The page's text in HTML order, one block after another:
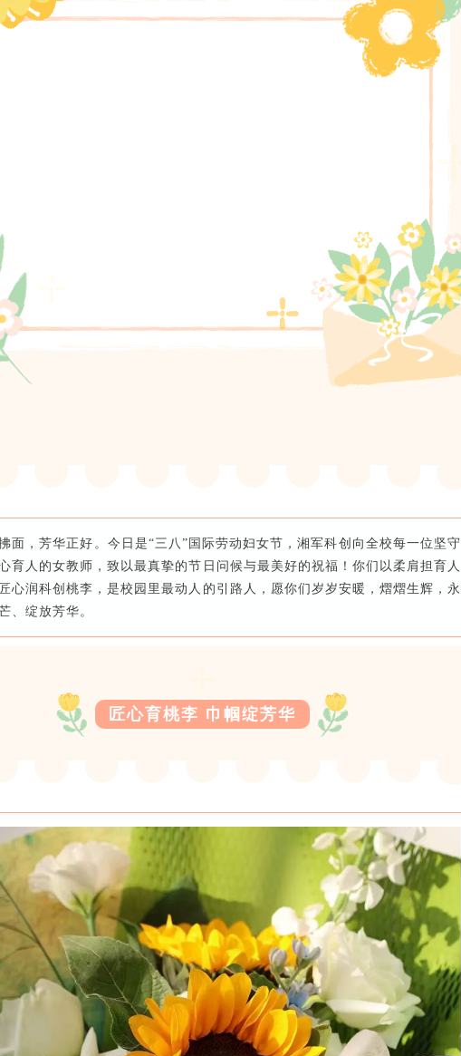
面，芳华正好。今日是“三八”国际劳动妇女节，湘军科创向全校每一位坚守
育人的女教师，致以最真挚的节日问候与最美好的祝福！你们以柔肩担育人
心润科创桃李，是校园里最动人的引路人，愿你们岁岁安暖，熠熠生辉，永
、绽放芳华。
匠心育桃李 巾帼绽芳华